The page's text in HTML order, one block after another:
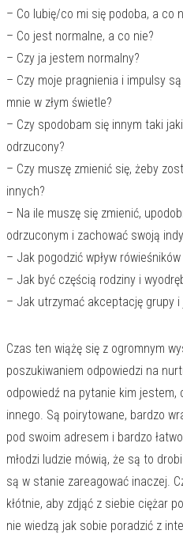
– Co lubię/co mi się podoba, a co
– Co jest normalne, a co nie?
– Czy ja jestem normalny?
– Czy moje pragnienia i impulsy
mnie w złym świetle?
– Czy spodobam się innym taki
odrzucony?
– Czy muszę zmienić się, żeby
innych?
– Na ile muszę się zmienić,
odrzuconym i zachować swoją
– Jak pogodzić wpływ
– Jak być częścią rodziny i
– Jak utrzymać akceptację grupy
Czas ten wiążę się z ogromnym
poszukiwaniem odpowiedzi na
odpowiedź na pytanie kim jestem,
innego. Są poirytowane, bardzo
pod swoim adresem i bardzo
młodzi ludzie mówią, że są to
są w stanie zareagować inaczej.
kłótnie, aby zdjąć z siebie ciężar
nie wiedzą jak sobie poradzić z